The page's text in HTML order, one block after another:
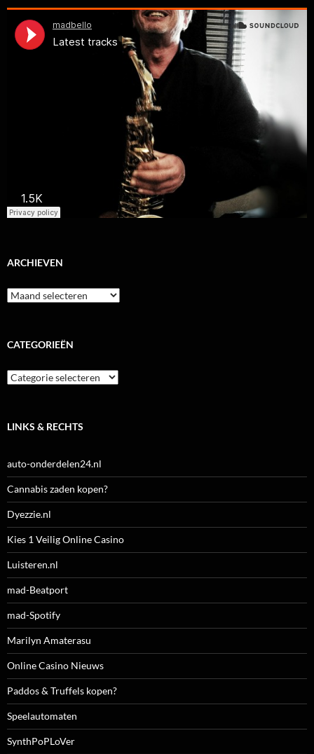
ARCHIEVEN
Archieven
CATEGORIEËN
Categorieën
LINKS & RECHTS
auto-onderdelen24.nl
Cannabis zaden kopen?
Dyezzie.nl
Kies 1 Veilig Online Casino
Luisteren.nl
mad-Beatport
mad-Spotify
Marilyn Amaterasu
Online Casino Nieuws
Paddos & Truffels kopen?
Speelautomaten
SynthPoPLoVer